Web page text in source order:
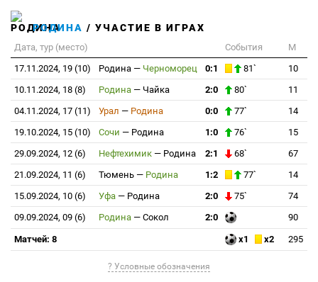
РОДИНА / УЧАСТИЕ В ИГРАХ
Дата, тур (место) События
М
17.11.2024, 19 (10)
Родина — Черноморец 0:1 81`
10
10.11.2024, 18 (8)
Родина — Чайка 2:0 80`
11
04.11.2024, 17 (11)
Урал — Родина 0:0 77`
14
19.10.2024, 15 (10)
Сочи — Родина 1:0 76`
15
29.09.2024, 12 (6)
Нефтехимик — Родина 2:1 68`
67
21.09.2024, 11 (6)
Тюмень — Родина 1:2 77`
14
15.09.2024, 10 (6)
Уфа — Родина 2:0 75`
74
09.09.2024, 09 (6)
Родина — Сокол 2:0 90
Матчей: 8 x1 x2 295
? Условные обозначения